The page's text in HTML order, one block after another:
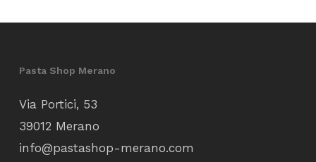
Pasta Shop Merano
Via Portici, 53
39012 Merano
info@pastashop-merano.com